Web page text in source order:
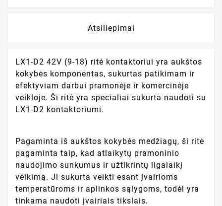
Atsiliepimai
LX1-D2 42V (9-18) ritė kontaktoriui yra aukštos
kokybės komponentas, sukurtas patikimam ir
efektyviam darbui pramonėje ir komercinėje
veikloje. Ši ritė yra specialiai sukurta naudoti su
LX1-D2 kontaktoriumi.
Pagaminta iš aukštos kokybės medžiagų, ši ritė
pagaminta taip, kad atlaikytų pramoninio
naudojimo sunkumus ir užtikrintų ilgalaikį
veikimą. Ji sukurta veikti esant įvairioms
temperatūroms ir aplinkos sąlygoms, todėl yra
tinkama naudoti įvairiais tikslais.